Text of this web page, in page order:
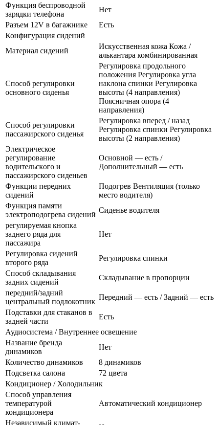
Функция беспроводной
зарядки телефона
Нет
Разъем 12V в багажнике
Есть
Конфигурация сидений
Материал сидений
Искусственная кожа Кожа /
алькантара комбинированная
Способ регулировки
основного сиденья
Регулировка продольного
положения Регулировка угла
наклона спинки Регулировка
высоты (4 направления)
Поясничная опора (4
направления)
Способ регулировки
пассажирского сиденья
Регулировка вперед / назад
Регулировка спинки Регулировка
высоты (2 направления)
Электрическое
регулирование
водительского и
пассажирского сиденьев
Основной — есть /
Дополнительный — есть
Функции передних
сидений
Подогрев Вентиляция (только
место водителя)
Функция памяти
электроподогрева сидений
Сиденье водителя
регулируемая кнопка
заднего ряда для
пассажира
Нет
Регулировка сидений
второго ряда
Регулировка спинки
Способ складывания
задних сидений
Складывание в пропорции
передний/задний
центральный подлокотник
Передний — есть / Задний — есть
Подставки для стаканов в
задней части
Есть
Аудиосистема / Внутреннее освещение
Название бренда
динамиков
Нет
Количество динамиков
8 динамиков
Подсветка салона
72 цвета
Кондиционер / Холодильник
Способ управления
температурой
кондиционера
Автоматический кондиционер
Независимый климат-